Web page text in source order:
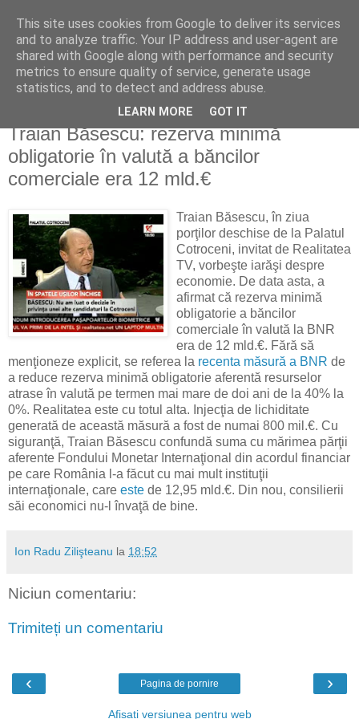
Reflecţii economice
blog de reflecţii, informaţii şi opinii economice
duminică, 17 mai 2009
Traian Băsescu: rezerva minimă
obligatorie în valută a băncilor
comerciale era 12 mld.€
Traian Băsescu, în ziua
porţilor deschise de la Palatul
Cotroceni, invitat de Realitatea
TV, vorbeşte iarăşi despre
economie. De data asta, a
afirmat că rezerva minimă
obligatorie a băncilor
comerciale în valută la BNR
era de 12 mld.€. Fără să
menţioneze explicit, se referea la recenta măsură a BNR de
a reduce rezerva minimă obligatorie aferentă resurselor
atrase în valută pe termen mai mare de doi ani de la 40% la
0%. Realitatea este cu totul alta. Injecţia de lichiditate
generată de această măsură a fost de numai 800 mil.€. Cu
siguranţă, Traian Băsescu confundă suma cu mărimea părţii
aferente Fondului Monetar Internaţional din acordul financiar
pe care România l-a făcut cu mai mult instituţii
internaţionale, care este de 12,95 mld.€. Din nou, consilierii
săi economici nu-l învaţă de bine.
Ion Radu Zilişteanu la 18:52
Niciun comentariu:
Trimiteți un comentariu
‹ ›
Pagina de pornire
Afișați versiunea pentru web
This site uses cookies from Google to deliver its services
and to analyze traffic. Your IP address and user-agent are
shared with Google along with performance and security
metrics to ensure quality of service, generate usage
statistics, and to detect and address abuse.
LEARN MORE GOT IT